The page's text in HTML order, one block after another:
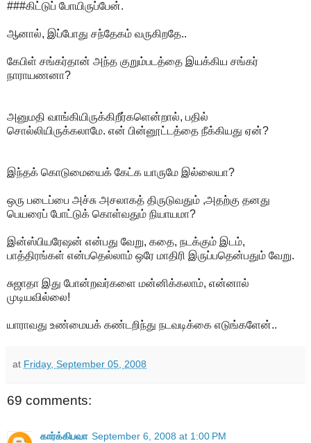
###கிட்டுப் போயிருப்பேன்.
ஆனால், இப்போது சந்தேகம் வருகிறதே..
கேபிள் சங்கர்தான் அந்த குறும்படத்தை இயக்கிய சங்கர்
நாராயணனா?
அனுமதி வாங்கியிருக்கிறீர்களென்றால், பதில்
சொல்லியிருக்கலாமே. என் பின்னூட்டத்தை நீக்கியது ஏன்?
இந்தக் கொடுமையைக் கேட்க யாருமே இல்லையா?
ஒரு படைப்பை அச்சு அசலாகத் திருடுவதும் ,அதற்கு தனது
பெயரைப் போட்டுக் கொள்வதும் நியாயமா?
இன்ஸ்பியரேஷன் என்பது வேறு, கதை, நடக்கும் இடம்,
பாத்திரங்கள் என்பதெல்லாம் ஒரே மாதிரி இருப்பதென்பதும் வேறு.
சுஜாதா இது போன்றவர்களை மன்னிக்கலாம், என்னால்
முடியவில்லை!
யாராவது உண்மையக் கண்டறிந்து நடவடிக்கை எடுங்களேன்..
at Friday, September 05, 2008
69 comments:
கார்க்கிபவா September 6, 2008 at 1:00 PM